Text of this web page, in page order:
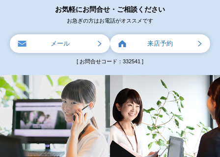
お気軽にお問合せ・ご相談ください
お急ぎの方はお電話がオススメです
メール 来店予約
[ お問合せコード：332541 ]